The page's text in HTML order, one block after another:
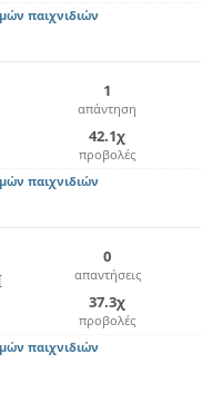
παιχνιδιών
1
απάντηση
42.1χ
προβολές
παιχνιδιών
0
απαντήσεις
37.3χ
προβολές
παιχνιδιών